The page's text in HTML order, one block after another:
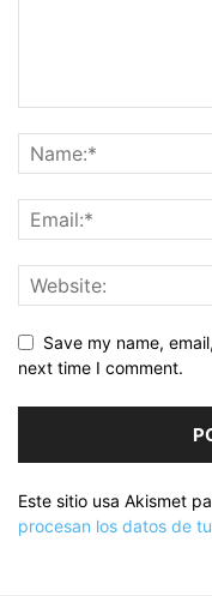
Save my name,
next time I comment.
Este sitio usa Akismet
procesan los datos de